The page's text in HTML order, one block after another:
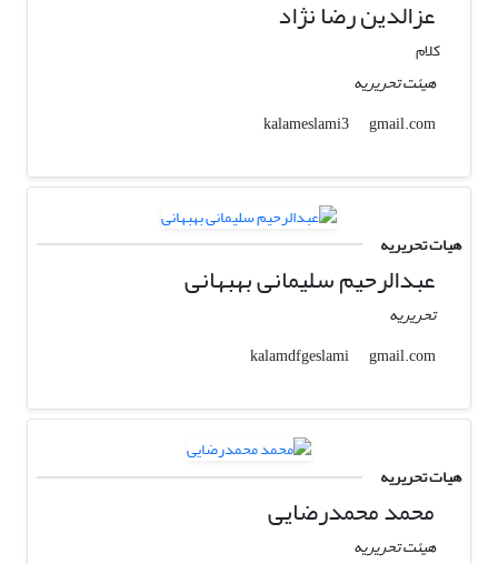
عزالدین رضا نژاد
کلام
هیئت تحریریه
kalameslami3
gmail.com
هیات تحریریه
عبدالرحیم سلیمانی بهبهانی
تحریریه
kalamdfgeslami
gmail.com
هیات تحریریه
محمد محمدرضایی
هیئت تحریریه